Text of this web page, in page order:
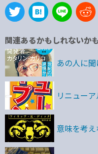
関連あるかもしれないか
あの人に
リニューア
意味を考